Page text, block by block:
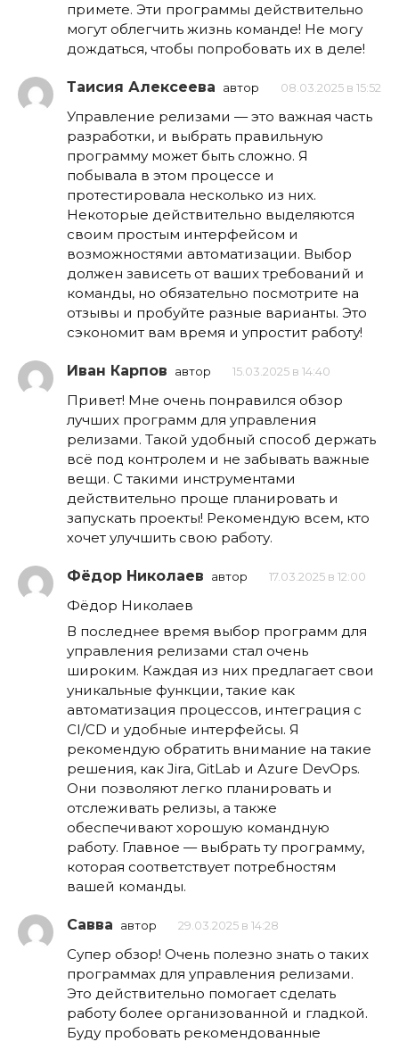
примете. Эти программы действительно
могут облегчить жизнь команде! Не могу
дождаться, чтобы попробовать их в деле!
Таисия Алексеева автор 08.03.2025 в 15:52
Управление релизами — это важная часть
разработки, и выбрать правильную
программу может быть сложно. Я
побывала в этом процессе и
протестировала несколько из них.
Некоторые действительно выделяются
своим простым интерфейсом и
возможностями автоматизации. Выбор
должен зависеть от ваших требований и
команды, но обязательно посмотрите на
отзывы и пробуйте разные варианты. Это
сэкономит вам время и упростит работу!
Иван Карпов автор 15.03.2025 в 14:40
Привет! Мне очень понравился обзор
лучших программ для управления
релизами. Такой удобный способ держать
всё под контролем и не забывать важные
вещи. С такими инструментами
действительно проще планировать и
запускать проекты! Рекомендую всем, кто
хочет улучшить свою работу.
Фёдор Николаев автор 17.03.2025 в 12:00
Фёдор Николаев
В последнее время выбор программ для
управления релизами стал очень
широким. Каждая из них предлагает свои
уникальные функции, такие как
автоматизация процессов, интеграция с
CI/CD и удобные интерфейсы. Я
рекомендую обратить внимание на такие
решения, как Jira, GitLab и Azure DevOps.
Они позволяют легко планировать и
отслеживать релизы, а также
обеспечивают хорошую командную
работу. Главное — выбрать ту программу,
которая соответствует потребностям
вашей команды.
Савва автор 29.03.2025 в 14:28
Супер обзор! Очень полезно знать о таких
программах для управления релизами.
Это действительно помогает сделать
работу более организованной и гладкой.
Буду пробовать рекомендованные